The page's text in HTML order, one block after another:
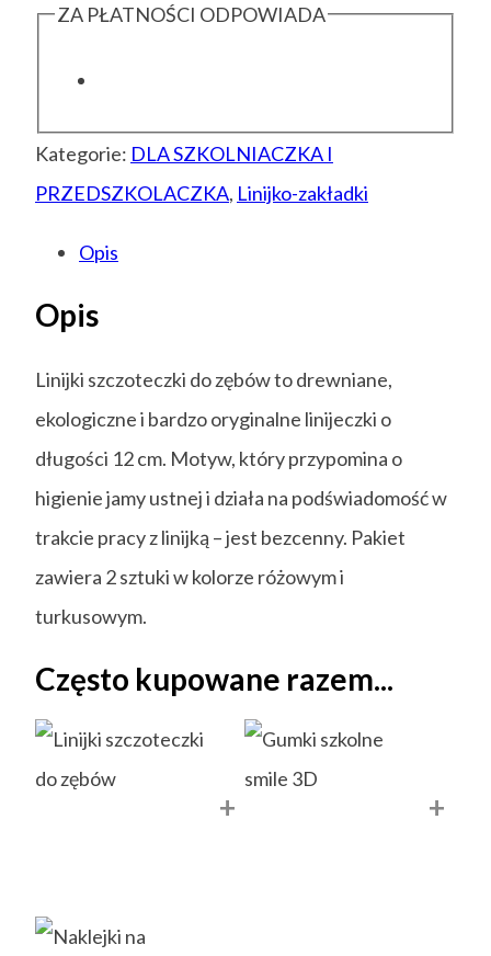
ZA PŁATNOŚCI ODPOWIADA
Kategorie: DLA SZKOLNIACZKA I
PRZEDSZKOLACZKA, Linijko-zakładki
Opis
Opis
Linijki szczoteczki do zębów to drewniane,
ekologiczne i bardzo oryginalne linijeczki o
długości 12 cm. Motyw, który przypomina o
higienie jamy ustnej i działa na podświadomość w
trakcie pracy z linijką – jest bezcenny. Pakiet
zawiera 2 sztuki w kolorze różowym i
turkusowym.
Często kupowane razem...
+ +